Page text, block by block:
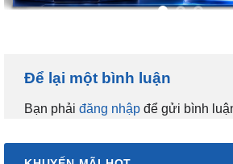
Để lại một bình luận
Bạn phải đăng nhập để gửi bình